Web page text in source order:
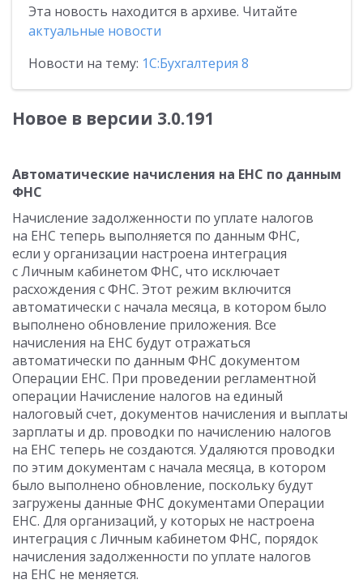
Эта новость находится в архиве. Читайте
актуальные новости
Новости на тему: 1С:Бухгалтерия 8
Новое в версии 3.0.191
Автоматические начисления на ЕНС по данным
ФНС
Начисление задолженности по уплате налогов
на ЕНС теперь выполняется по данным ФНС,
если у организации настроена интеграция
с Личным кабинетом ФНС, что исключает
расхождения с ФНС. Этот режим включится
автоматически с начала месяца, в котором было
выполнено обновление приложения. Все
начисления на ЕНС будут отражаться
автоматически по данным ФНС документом
Операции ЕНС. При проведении регламентной
операции Начисление налогов на единый
налоговый счет, документов начисления и выплаты
зарплаты и др. проводки по начислению налогов
на ЕНС теперь не создаются. Удаляются проводки
по этим документам с начала месяца, в котором
было выполнено обновление, поскольку будут
загружены данные ФНС документами Операции
ЕНС. Для организаций, у которых не настроена
интеграция с Личным кабинетом ФНС, порядок
начисления задолженности по уплате налогов
на ЕНС не меняется.